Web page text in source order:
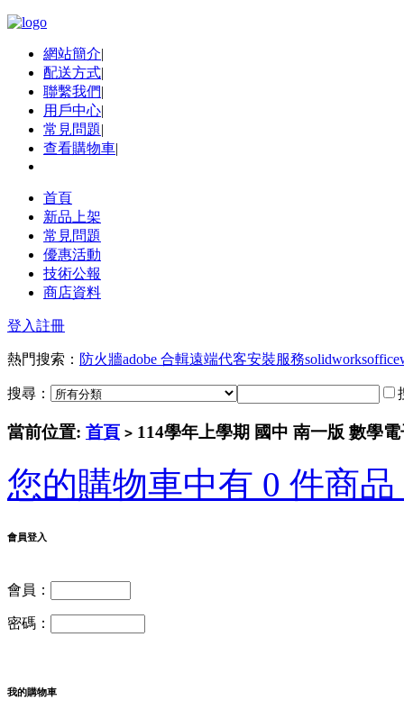
網站簡介|
配送方式|
聯繫我們|
用戶中心|
常見問題|
查看購物車|
首頁
新品上架
常見問題
優惠活動
技術公報
商店資料
登入註冊
熱門搜索： 防火牆adobe 合輯遠端代客安裝服務solidworksoffice
搜尋：
當前位置: 首頁 > 114學年上學期 國中 南一版 數學
您的購物車中有 0 件商
會員登入
會員：
密碼：
我的購物車